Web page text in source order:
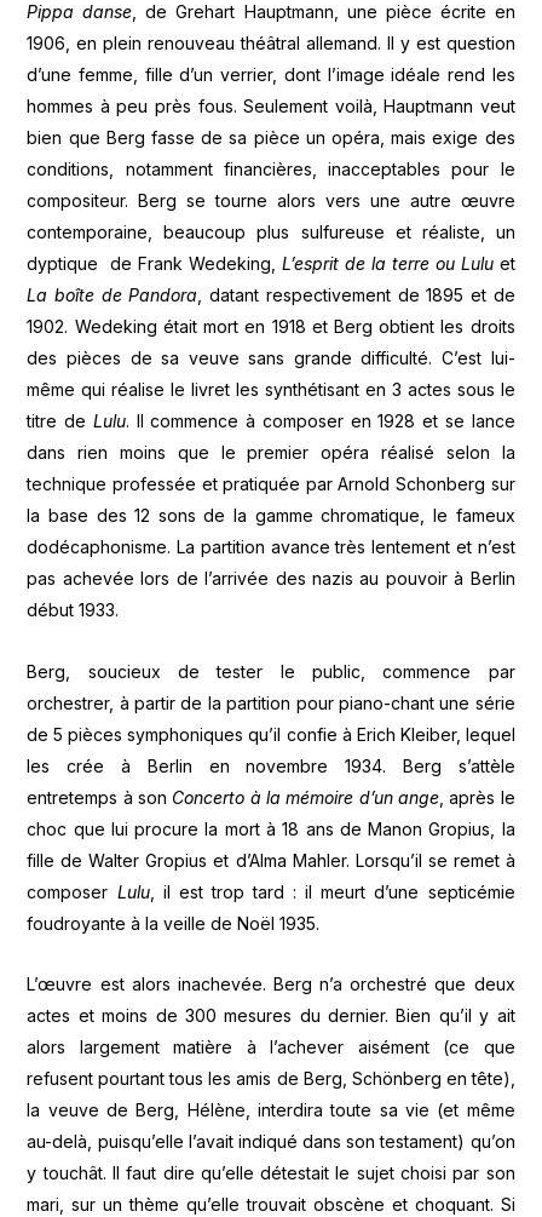
Pippa danse , de Grehart Hauptmann, une pièce écrite en
1906, en plein renouveau théâtral allemand. Il y est question
d’une femme, fille d’un verrier, dont l’image idéale rend les
hommes à peu près fous. Seulement voilà, Hauptmann veut
bien que Berg fasse de sa pièce un opéra, mais exige des
conditions, notamment financières, inacceptables pour le
compositeur. Berg se tourne alors vers une autre œuvre
contemporaine, beaucoup plus sulfureuse et réaliste, un
dyptique de Frank Wedeking,L’esprit de la terre ou Luluet
La boîte de Pandora , datant respectivement de 1895 et de
1902. Wedeking était mort en 1918 et Berg obtient les droits
des pièces de sa veuve sans grande difficulté. C’est lui-
même qui réalise le livret les synthétisant en 3 actes sous le
titre de Lulu. Il commence à composer en 1928 et se lance
dans rien moins que le premier opéra réalisé selon la
technique professée et pratiquée par Arnold Schonberg sur
la base des 12 sons de la gamme chromatique, le fameux
dodécaphonisme. La partition avance très lentement et n’est
pas achevée lors de l’arrivée des nazis au pouvoir à Berlin
début 1933.
Berg, soucieux de tester le public, commence par
orchestrer, à partir de la partition pour piano-chant une série
de 5 pièces symphoniques qu’il confie à Erich Kleiber, lequel
les crée à Berlin en novembre 1934. Berg s’attèle
entretemps à son Concerto à la mémoire d’un ange, après le
choc que lui procure la mort à 18 ans de Manon Gropius, la
fille de Walter Gropius et d’Alma Mahler. Lorsqu’il se remet à
composer Lulu, il est trop tard : il meurt d’une septicémie
foudroyante à la veille de Noël 1935.
L’œuvre est alors inachevée. Berg n’a orchestré que deux
actes et moins de 300 mesures du dernier. Bien qu’il y ait
alors largement matière à l’achever aisément (ce que
refusent pourtant tous les amis de Berg, Schönberg en tête),
la veuve de Berg, Hélène, interdira toute sa vie (et même
au-delà, puisqu’elle l’avait indiqué dans son testament) qu’on
y touchât. Il faut dire qu’elle détestait le sujet choisi par son
mari, sur un thème qu’elle trouvait obscène et choquant. Si